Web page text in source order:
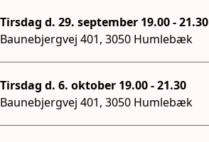
Tirsdag d. 29. september 19.00-21.30
Baunebjergvej 401, 3050 Humlebæk
Tirsdag d. 6. oktober 19.00-21.30
Baunebjergvej 401, 3050 Humlebæk